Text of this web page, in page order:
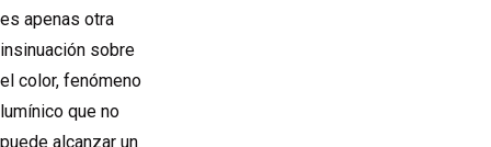
es apenas otra
insinuación sobre
el color, fenómeno
lumínico que no
puede alcanzar un